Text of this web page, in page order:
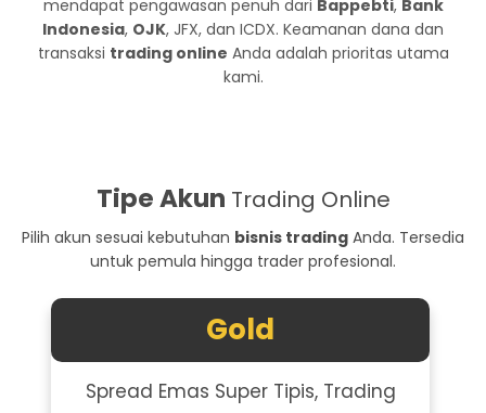
mendapat pengawasan penuh dari Bappebti, Bank
Indonesia, OJK, JFX, dan ICDX. Keamanan dana dan
transaksi trading online Anda adalah prioritas utama
kami.
Tipe Akun Trading Online
Pilih akun sesuai kebutuhan bisnis trading Anda. Tersedia
untuk pemula hingga trader profesional.
Gold
Spread Emas Super Tipis, Trading